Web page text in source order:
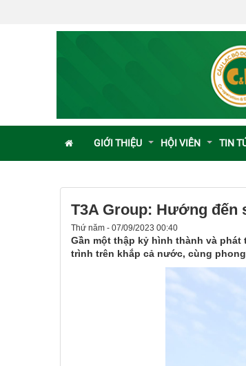
GIỚI THIỆU HỘI VIÊN TIN
T3A Group: Hướng đến
Thứ năm - 07/09/2023 00:40
Gần một thập kỷ hình thành và
trình trên khắp cả nước, cùng